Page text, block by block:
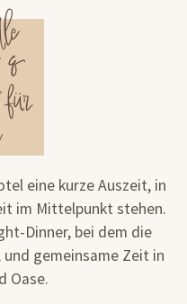
eine kurze Auszeit, in
im Mittelpunkt stehen.
Dinner, bei dem die
gemeinsame Zeit in
Oase.